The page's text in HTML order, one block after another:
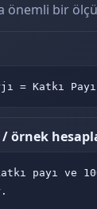
önemli bir
= Katkı
örnek
payı ve